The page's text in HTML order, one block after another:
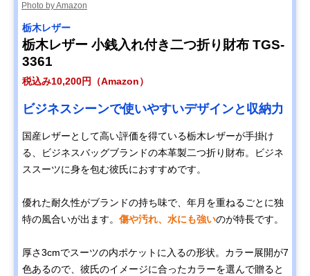
Photo by Amazon
栃木レザー
栃木レザー 小銭入れ付き二つ折り財布 TGS-
3361
税込み10,200円（Amazon）
ビジネスシーンで使いやすいデザインと収納力
国産レザーとして高い評価を得ている栃木レザーが手掛け
る、ビジネスバッグブランドの本革製二つ折り財布。ビジネ
ススーツに身を包む彼氏におすすめです。
優れた耐久性がブランドの持ち味で、年月を重ねるごとに独
特の風合いが出ます。 傷や汚れ、水にも強いのが特長です。
厚さ3cmでスーツの内ポケットに入るの形状。カラー展開が7
色あるので、彼氏のイメージに合ったカラーを選んで贈ると